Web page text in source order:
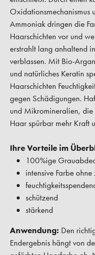
Oxidationsmechanismus
Ammoniak dringen die
Haarschichten vor und
erstrahlt lang anhaltend
verblassen. Mit Bio-
und natürliches Keratin
Haarschichten
gegen Schädigungen.
und Mikromineralien,
Haar spürbar mehr Kraft
Ihre Vorteile im
100%ige
intensive Farbe
schützend
stärkend
Anwendung: Den
Endergebnis hängt von